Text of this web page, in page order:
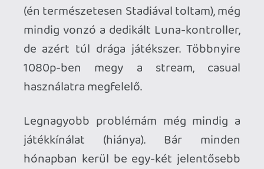
Stadia HUN 2024.12.17 21:20:35 #1zroj
Igen, ez a beetetés. Plusz még a
kerülnek be az előfizetéses szolgáltatásba
(pl Death Stranding), úgysem tudod 1
hónap alatt végigvinni, így muszáj
Necroman Mk2
Necroman Mk2 2024.12.17 12:01:57 #1zrmq